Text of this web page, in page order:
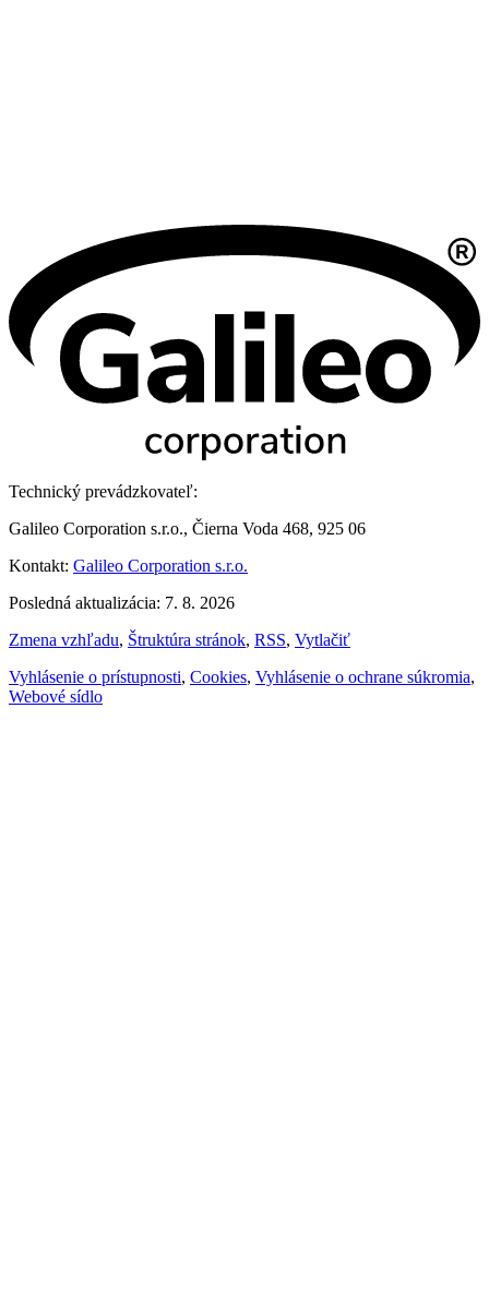
Technický prevádzkovateľ:
Galileo Corporation s.r.o., Čierna Voda 468, 925 06
Kontakt: Galileo Corporation s.r.o.
Posledná aktualizácia: 7. 8. 2026
Zmena vzhľadu, Štruktúra stránok, RSS, Vytlačiť
Vyhlásenie o prístupnosti, Cookies, Vyhlásenie o ochrane súkromia,
Webové sídlo